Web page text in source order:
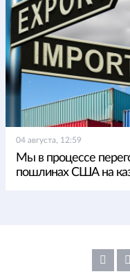
04 августа, 12:59
Мы в процессе
пошлинах США на